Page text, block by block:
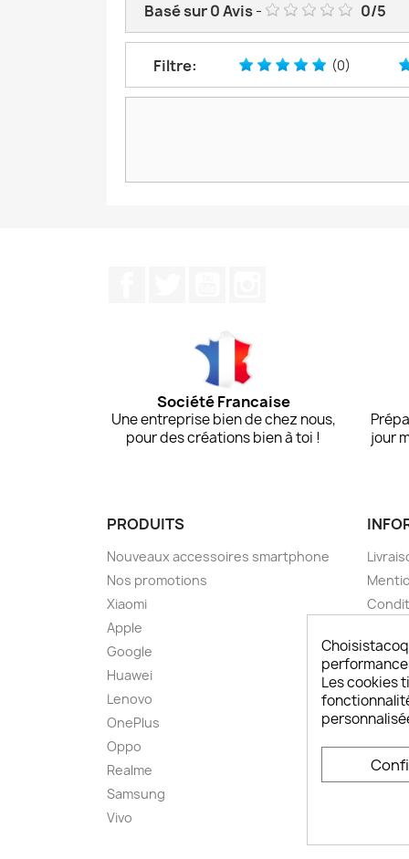
Basé sur0Avis- 0/5
Filtre: (0)
Société Francaise
Une entreprise bien de chez nous,
pour des créations bien à toi !
jour
PRODUITS
Nouveaux accessoires smartphone
Nos promotions
Xiaomi
Apple
Google
Huawei
Lenovo
OnePlus
Oppo
Realme
Samsung
Vivo
FAQ
Les cookies